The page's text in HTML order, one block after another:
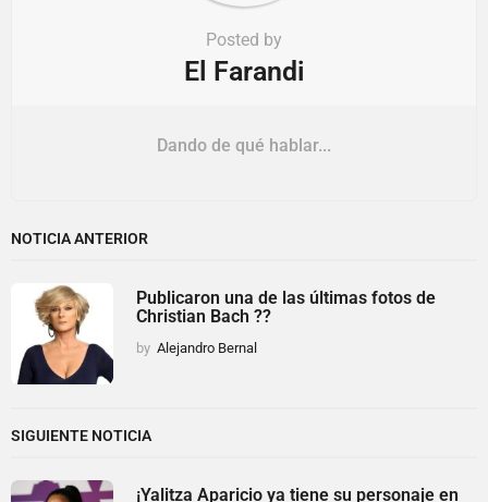
Posted by
El Farandi
Dando de qué hablar...
NOTICIA ANTERIOR
Publicaron una de las últimas fotos de
Christian Bach ??
by Alejandro Bernal
SIGUIENTE NOTICIA
¡Yalitza Aparicio ya tiene su personaje en